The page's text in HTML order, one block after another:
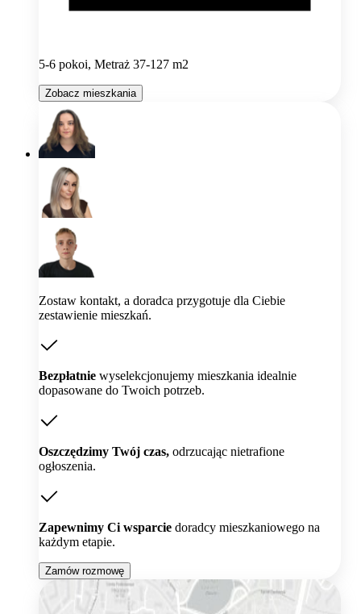
5-6 pokoi, Metraż 37-127 m2
Zobacz mieszkania
Zostaw kontakt, a doradca przygotuje dla Ciebie
zestawienie mieszkań.
Bezpłatnie wyselekcjonujemy mieszkania idealnie
dopasowane do Twoich potrzeb.
Oszczędzimy Twój czas, odrzucając nietrafione
ogłoszenia.
Zapewnimy Ci wsparcie doradcy mieszkaniowego na
każdym etapie.
Zamów rozmowę